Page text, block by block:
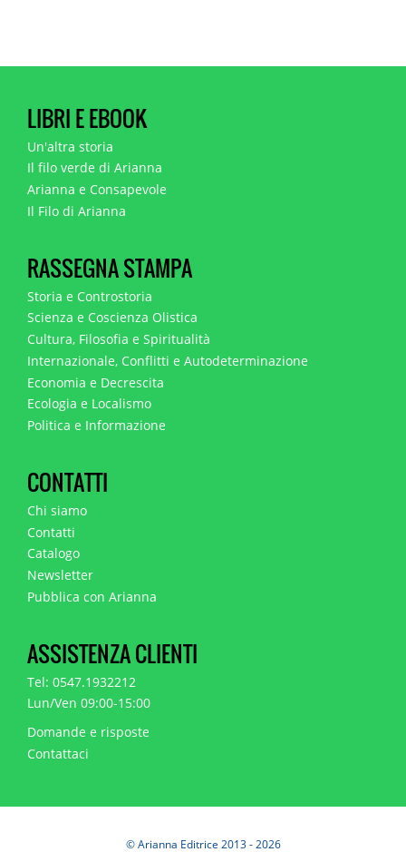
LIBRI E EBOOK
Un'altra storia
Il filo verde di Arianna
Arianna e Consapevole
Il Filo di Arianna
RASSEGNA STAMPA
Storia e Controstoria
Scienza e Coscienza Olistica
Cultura, Filosofia e Spiritualità
Internazionale, Conflitti e Autodeterminazione
Economia e Decrescita
Ecologia e Localismo
Politica e Informazione
CONTATTI
Chi siamo
Contatti
Catalogo
Newsletter
Pubblica con Arianna
ASSISTENZA CLIENTI
Tel: 0547.1932212
Lun/Ven 09:00-15:00
Domande e risposte
Contattaci
© Arianna Editrice 2013 - 2026